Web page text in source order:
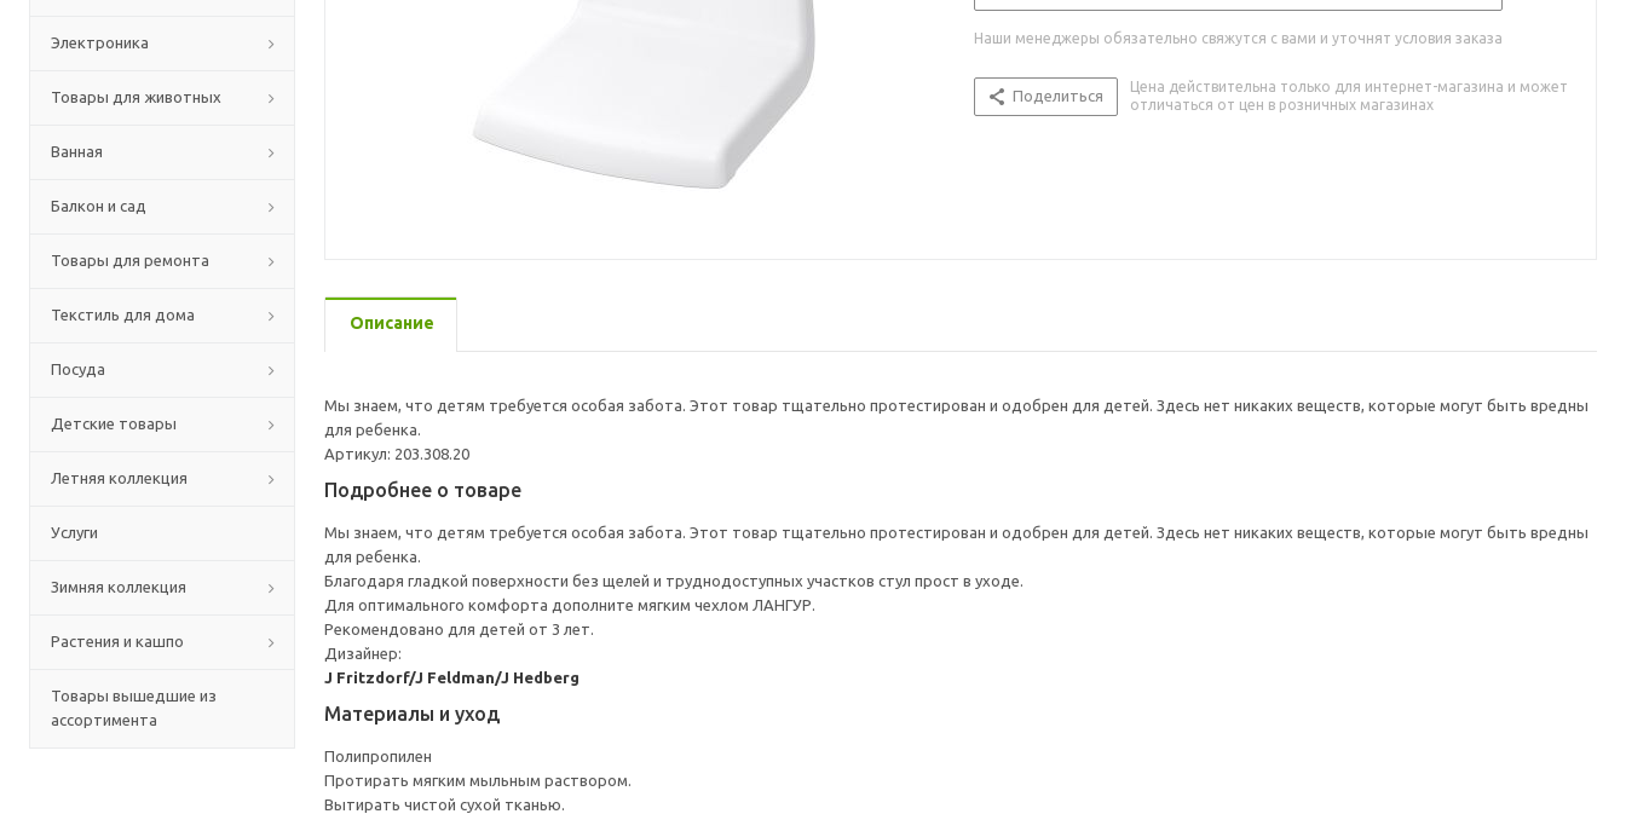
Электроника
Товары для животных
Ванная
Балкон и сад
Товары для ремонта
Текстиль для дома
Посуда
Детские товары
Летняя коллекция
Услуги
Зимняя коллекция
Растения и кашпо
Товары вышедшие из
ассортимента
Наши менеджеры обязательно свяжутся с вами и уточнят условия заказа
Поделиться
Цена действительна только для интернет-магазина и может
отличаться от цен в розничных магазинах
Описание
Мы знаем, что детям требуется особая забота. Этот товар тщательно протестирован и одобрен для детей. Здесь нет никаких веществ, которые могут быть вредны
для ребенка.
Артикул: 203.308.20
Подробнее о товаре
Мы знаем, что детям требуется особая забота. Этот товар тщательно протестирован и одобрен для детей. Здесь нет никаких веществ, которые могут быть вредны
для ребенка.
Благодаря гладкой поверхности без щелей и труднодоступных участков стул прост в уходе.
Для оптимального комфорта дополните мягким чехлом ЛАНГУР.
Рекомендовано для детей от 3 лет.
Дизайнер:
J Fritzdorf/J Feldman/J Hedberg
Материалы и уход
Полипропилен
Протирать мягким мыльным раствором.
Вытирать чистой сухой тканью.